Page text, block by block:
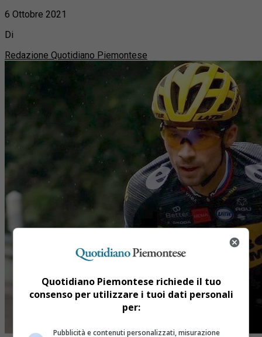
6 Ottobre 2021
Di
Redazione Quotidiano Piemontese
Quotidiano Piemontese richiede il tuo
consenso per utilizzare i tuoi dati personali
per:
Pubblicità e contenuti personalizzati, misurazione